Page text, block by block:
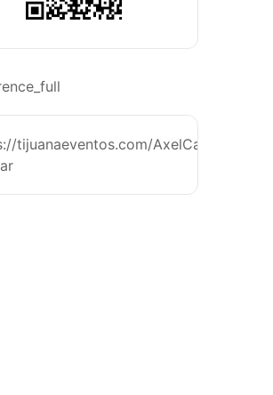
tijuanaeventos.com/AxelCatalánMx26